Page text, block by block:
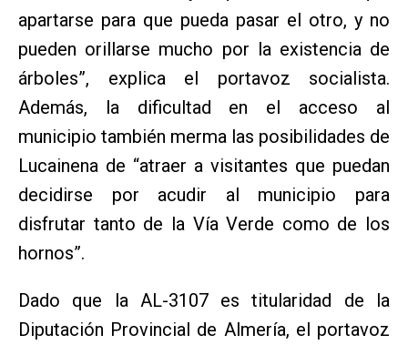
apartarse para que pueda pasar el otro, y no
pueden orillarse mucho por la existencia de
árboles”, explica el portavoz socialista.
Además, la dificultad en el acceso al
municipio también merma las posibilidades de
Lucainena de “atraer a visitantes que puedan
decidirse por acudir al municipio para
disfrutar tanto de la Vía Verde como de los
hornos”.
Dado que la AL-3107 es titularidad de la
Diputación Provincial de Almería, el portavoz